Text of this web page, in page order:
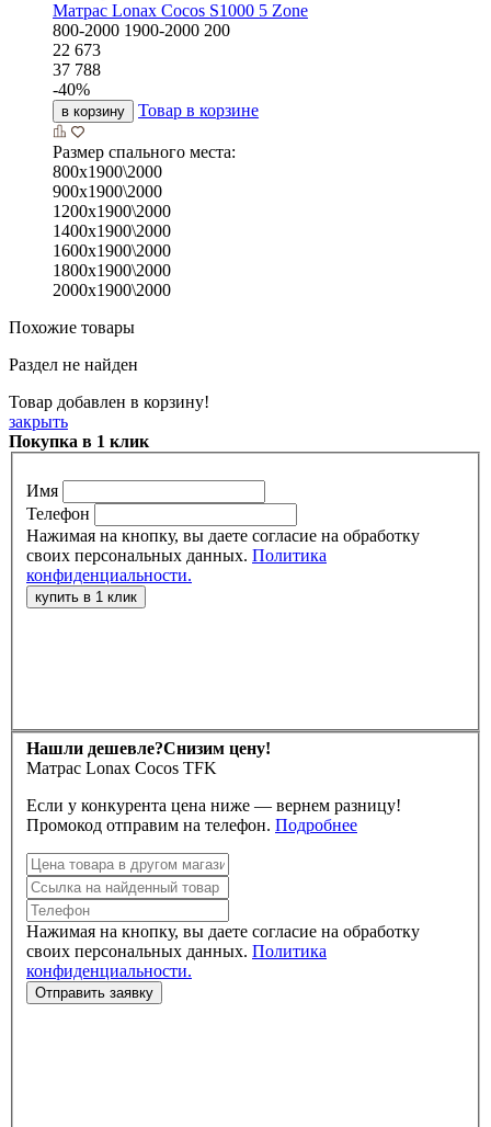
Матрас Lonax Cocos S1000 5 Zone
800-2000 1900-2000 200
22 673
37 788
-40%
в корзину Товар в корзине
Размер спального места:
800х1900\2000
900х1900\2000
1200х1900\2000
1400х1900\2000
1600х1900\2000
1800х1900\2000
2000х1900\2000
Похожие товары
Раздел не найден
Товар добавлен в корзину!
закрыть
Покупка в 1 клик
Имя
Телефон
Нажимая на кнопку, вы даете согласие на обработку
своих персональных данных. Политика
конфиденциальности.
Нашли дешевле?Снизим цену!
Матрас Lonax Cocos TFK
Если у конкурента цена ниже — вернем разницу!
Промокод отправим на телефон. Подробнее
Нажимая на кнопку, вы даете согласие на обработку
своих персональных данных. Политика
конфиденциальности.